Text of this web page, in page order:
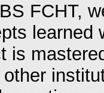
FCHT,
is